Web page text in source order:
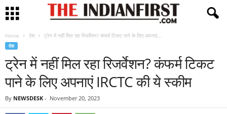
Home देश ट्रेन में नहीं मिल रहा रिजर्वेशन? कंफर्म टिकट पाने के लिए अपनाएं...
देश
ट्रेन में नहीं मिल रहा रिजर्वेशन? कंफर्म टिकट
पाने के लिए अपनाएं IRCTC की ये स्कीम
By NEWSDESK - November 20, 2023